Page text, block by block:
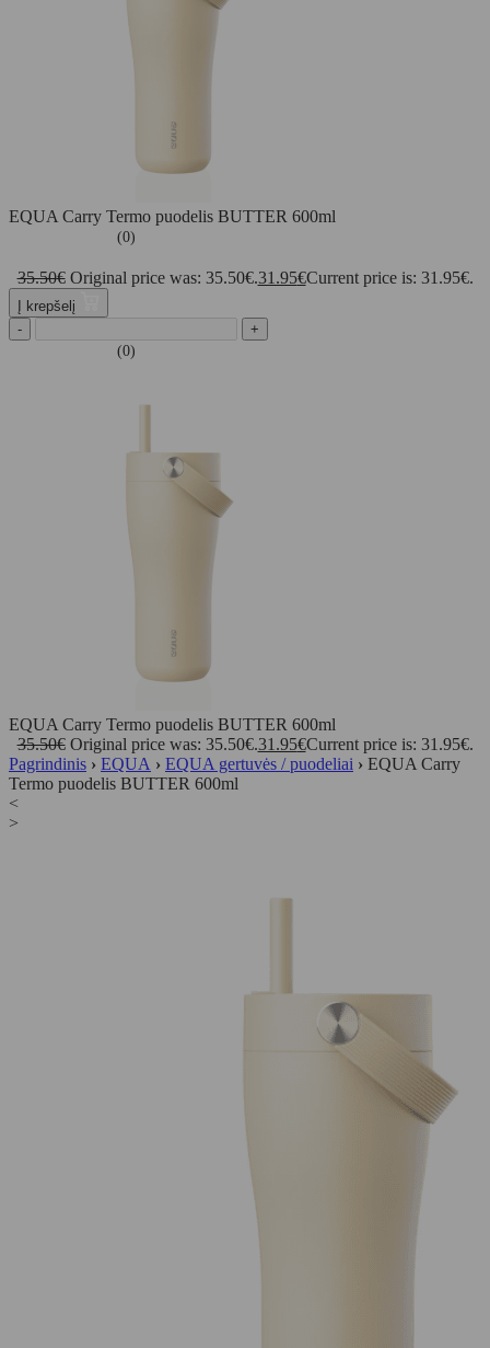
EQUA Carry Termo puodelis BUTTER 600ml
(0)
35.50€ Original price was: 35.50€.31.95€Current price is: 31.95€.
Į krepšelį
-
+
(0)
EQUA Carry Termo puodelis BUTTER 600ml
35.50€ Original price was: 35.50€.31.95€Current price is: 31.95€.
Pagrindinis › EQUA › EQUA gertuvės / puodeliai › EQUA Carry
Termo puodelis BUTTER 600ml
<
>